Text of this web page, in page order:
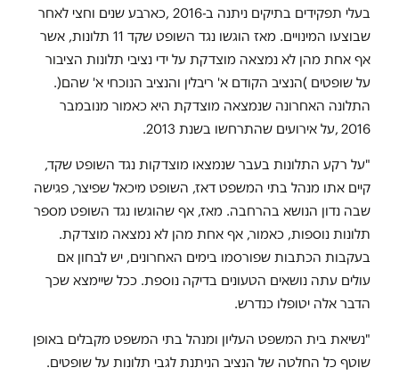
בעלי תפקידים בתיקים ניתנה ב-2016 ,כארבע שנים וחצי לאחר
שבוצעו המינויים. מאז הוגשו נגד השופט שקד 11 תלונות, אשר
אף אחת מהן לא נמצאה מוצדקת על ידי נציבי תלונות הציבור
על שופטים )הנציב הקודם א' ריבלין והנציב הנוכחי א' שהם(.
התלונה האחרונה שנמצאה מוצדקת היא כאמור מנובמבר
2016 ,על אירועים שהתרחשו בשנת 2013.
"על רקע התלונות בעבר שנמצאו מוצדקות נגד השופט שקד,
קיים אתו מנהל בתי המשפט דאז, השופט מיכאל שפיצר, פגישה
שבה נדון הנושא בהרחבה. מאז, אף שהוגשו נגד השופט מספר
תלונות נוספות, כאמור, אף אחת מהן לא נמצאה מוצדקת.
בעקבות הכתבות שפורסמו בימים האחרונים, יש לבחון אם
עולים עתה נושאים הטעונים בדיקה נוספת. ככל שיימצא שכך
הדבר אלה יטופלו כנדרש.
"נשיאת בית המשפט העליון ומנהל בתי המשפט מקבלים באופן
שוטף כל החלטה של הנציב הניתנת לגבי תלונות על שופטים.